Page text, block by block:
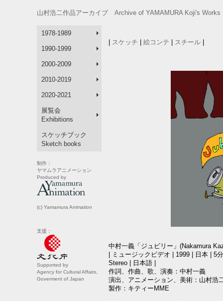
山村浩二作品アーカイブ Archive of YAMAMURA Koji's
1978-1989
1990-1999
2000-2009
2010-2019
2020-2021
展覧会
Exhibitions
スケッチブック
Sketch books
制作：
ヤマムラアニメーション
Produced by
(c) Yamamura Animation
支援：
Supported by
Agency for Cultural Affairs,
Goverment of Japan
スケッチ |絵コンテ スチール
中村一義「ジュビリー」(Nakamura
| ミュージックビデオ | 1999 | 日本 | 5
Stereo | 日本語 |
作詞、作曲、歌、演奏：中村一義
演出、アニメーション、美術：山村浩
製作：キティーMME